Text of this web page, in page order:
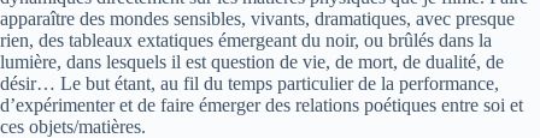
apparaître des mondes sensibles, vivants, dramatiques, avec presque
rien, des tableaux extatiques émergeant du noir, ou brûlés dans la
lumière, dans lesquels il est question de vie, de mort, de dualité, de
désir… Le but étant, au fil du temps particulier de la performance,
d’expérimenter et de faire émerger des relations poétiques entre soi et
ces objets/matières.